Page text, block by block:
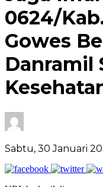
0624/
Gowes
Danramil
Sabtu, 30 Januari